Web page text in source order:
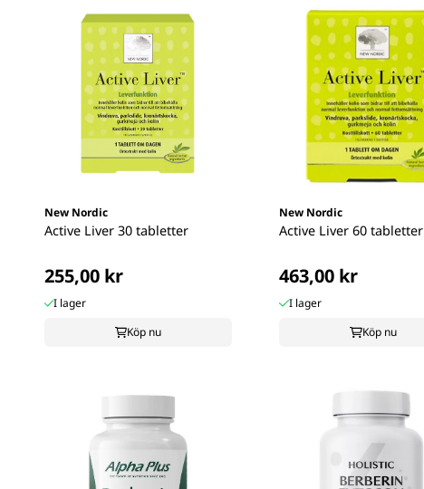
New Nordic
Active Liver 30 tabletter
255,00 kr
I lager
Köp nu
New Nordic
Active Liver 60 tabletter
463,00 kr
I lager
Köp nu